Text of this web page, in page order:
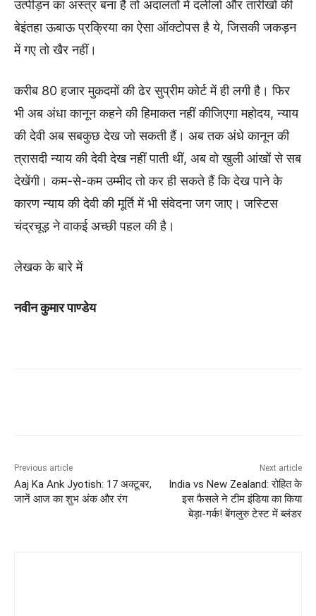
उत्पीड़न का अस्त्र बना है तो अदालतों में दलीलों और तारीखों की
बेइंतहा ऊबाऊ प्रक्रिया का ऐसा ऑक्टोपस है ये, जिसकी जकड़न
में गए तो खैर नहीं।
करीब 80 हजार मुकदमों की ढेर सुप्रीम कोर्ट में ही लगी है। फिर
भी अब अंधा कानून कहने की हिमाकत नहीं कीजिएगा महोदय, न्याय
की देवी अब सबकुछ देख जो सकती हैं। अब तक अंधे कानून की
त्रासदी न्याय की देवी देख नहीं पाती थीं, अब वो खुली आंखों से सब
देखेंगी। कम-से-कम उम्मीद तो कर ही सकते हैं कि देख पाने के
कारण न्याय की देवी की मूर्ति में भी संवेदना जग जाए। जस्टिस
चंद्रचूड़ ने वाकई अच्छी पहल की है।
लेखक के बारे में
नवीन कुमार पाण्डेय
Previous article
Aaj Ka Ank Jyotish: 17 अक्टूबर,
जानें आज का शुभ अंक और रंग
Next article
India vs New Zealand: रोहित के
इस फैसले ने टीम इंडिया का किया
बेड़ा-गर्क! बेंगलुरु टेस्ट में ब्लंडर